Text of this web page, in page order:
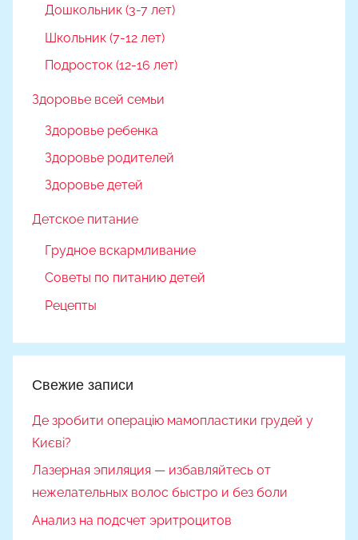
Дошкольник (3-7 лет)
Школьник (7-12 лет)
Подросток (12-16 лет)
Здоровье всей семьи
Здоровье ребенка
Здоровье родителей
Здоровье детей
Детское питание
Грудное вскармливание
Советы по питанию детей
Рецепты
Свежие записи
Де зробити операцію мамопластики грудей у
Києві?
Лазерная эпиляция — избавляйтесь от
нежелательных волос быстро и без боли
Анализ на подсчет эритроцитов